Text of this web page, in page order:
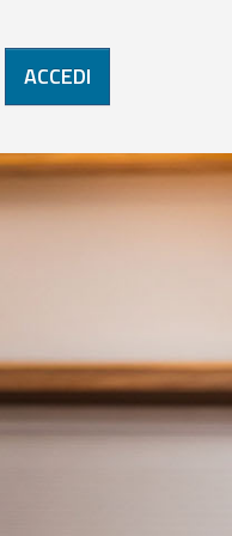
ACCEDI